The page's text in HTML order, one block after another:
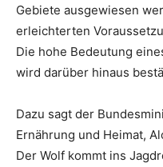
Gebiete ausgewiesen
erleichterten
Die hohe Bedeutung
wird darüber hinaus
Dazu sagt der
Ernährung und Heimat,
Der Wolf kommt ins